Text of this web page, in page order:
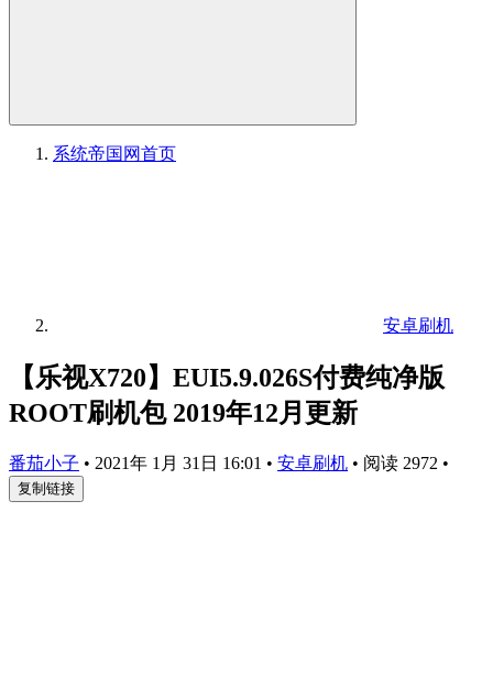
系统帝国网首页
安卓刷机
【乐视X720】EUI5.9.026S付费纯净版
ROOT刷机包 2019年12月更新
番茄小子 • 2021年 1月 31日 16:01 • 安卓刷机 • 阅读 2972 •
复制链接